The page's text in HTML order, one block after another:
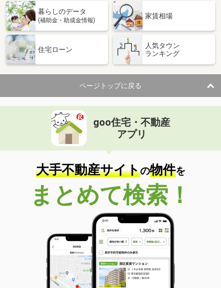
暮らしのデータ
(補助金・助成金情報)
家賃相場
住宅ローン
人気タウン
ランキング
ページトップに戻る
goo住宅・不動産
アプリ
大手不動産サイトの物件を
まとめて検索！